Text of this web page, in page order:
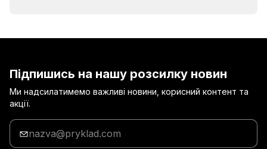
Підпишись на нашу розсилку новин
Ми надсилатимемо важливі новини, корисний контент та
акції.
Введи
адресу